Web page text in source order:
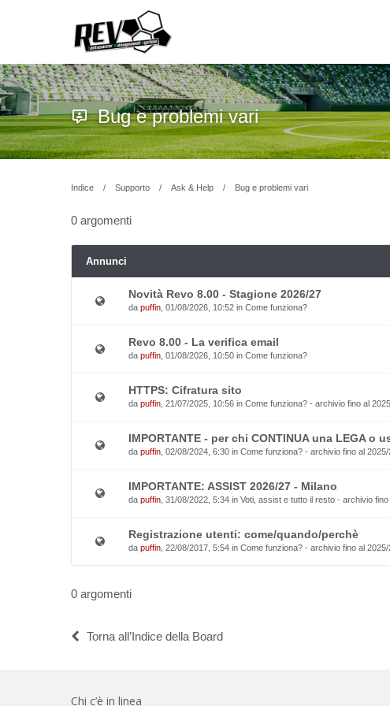
Bug e problemi vari
Indice Supporto Ask & Help Bug e problemi vari
0 argomenti
Annunci
Novità Revo 8.00 - Stagione 2026/27
da puffin , 01/08/2026, 10:52 in Come funziona?
Revo 8.00 - La verifica email
da puffin , 01/08/2026, 10:50 in Come funziona?
HTTPS: Cifratura sito
da puffin , 21/07/2025, 10:56 in Come funziona? - archivio fino al
IMPORTANTE - per chi CONTINUA una LEGA o
da puffin , 02/08/2024, 6:30 in Come funziona? - archivio fino al 2025/
IMPORTANTE: ASSIST 2026/27 - Milano
da puffin , 31/08/2022, 5:34 in Voti, assist e tutto il resto - archivio
Registrazione utenti: come/quando/perchè
da puffin , 22/08/2017, 5:54 in Come funziona? - archivio fino al 2025/
0 argomenti
Torna all’Indice della Board
Chi c’è in linea